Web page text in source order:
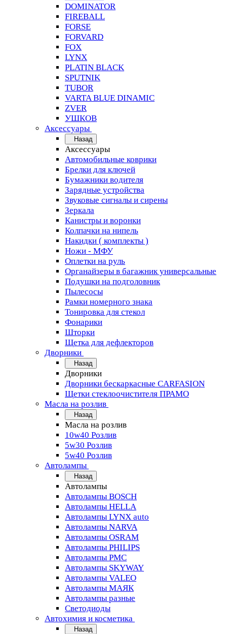
DOMINATOR
FIREBALL
FORSE
FORVARD
FOX
LYNX
PLATIN BLACK
SPUTNIK
TUBOR
VARTA BLUE DINAMIC
ZVER
УШКОВ
Аксессуары
Назад
Аксессуары
Автомобильные коврики
Брелки для ключей
Бумажники водителя
Зарядные устройства
Звуковые сигналы и сирены
Зеркала
Канистры и воронки
Колпачки на нипель
Накидки ( комплекты )
Ножи - МФУ
Оплетки на руль
Органайзеры в багажник универсальные
Подушки на подголовник
Пылесосы
Рамки номерного знака
Тонировка для стекол
Фонарики
Шторки
Щетка для дефлекторов
Дворники
Назад
Дворники
Дворники бескаркасные CARFASION
Щетки стеклоочистителя ПРАМО
Масла на розлив
Назад
Масла на розлив
10w40 Розлив
5w30 Розлив
5w40 Розлив
Автолампы
Назад
Автолампы
Автолампы BOSCH
Автолампы HELLA
Автолампы LYNX auto
Автолампы NARVA
Автолампы OSRAM
Автолампы PHILIPS
Автолампы PMC
Автолампы SKYWAY
Автолампы VALEO
Автолампы МАЯК
Автолампы разные
Светодиоды
Автохимия и косметика
Назад